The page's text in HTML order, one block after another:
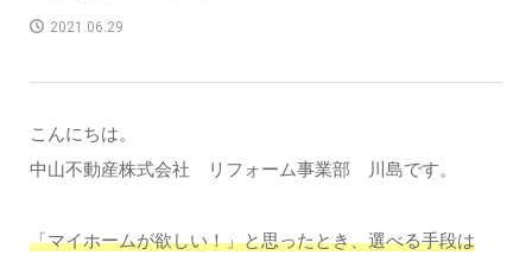
2021.06.29
こんにちは。
中山不動産株式会社 リフォーム事業部 川島です。
「マイホームが欲しい！」と思ったとき、選べる手段は